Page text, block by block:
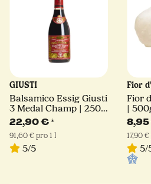
GIUSTI
Balsamico Essig Giusti
3 Medal Champ | 250
ml | Giuseppe Giusti
22,90 €*
91,60 € pro 1 l
5/5
Fior
Fior
|
17,90
5/